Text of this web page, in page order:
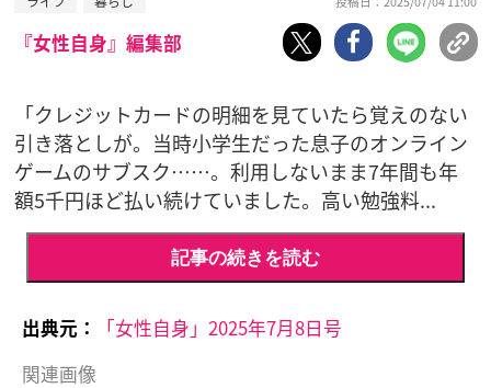
『女性自身』編集部
「クレジットカードの明細を見ていたら覚えのない
引き落としが。当時小学生だった息子のオンライン
ゲームのサブスク……。利用しないまま7年間も年
額5千円ほど払い続けていました。高い勉強料...
記事の続きを読む
出典元：
「女性自身」2025年7月8日号
関連画像